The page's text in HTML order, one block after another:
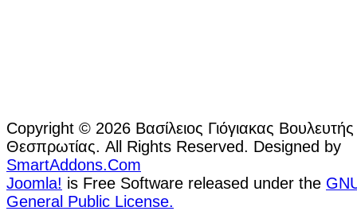
Copyright © 2026 Βασίλειος Γιόγιακας
Θεσπρωτίας. All Rights Reserved. Designed by
SmartAddons.Com
Joomla! is Free Software released under the
General Public License.